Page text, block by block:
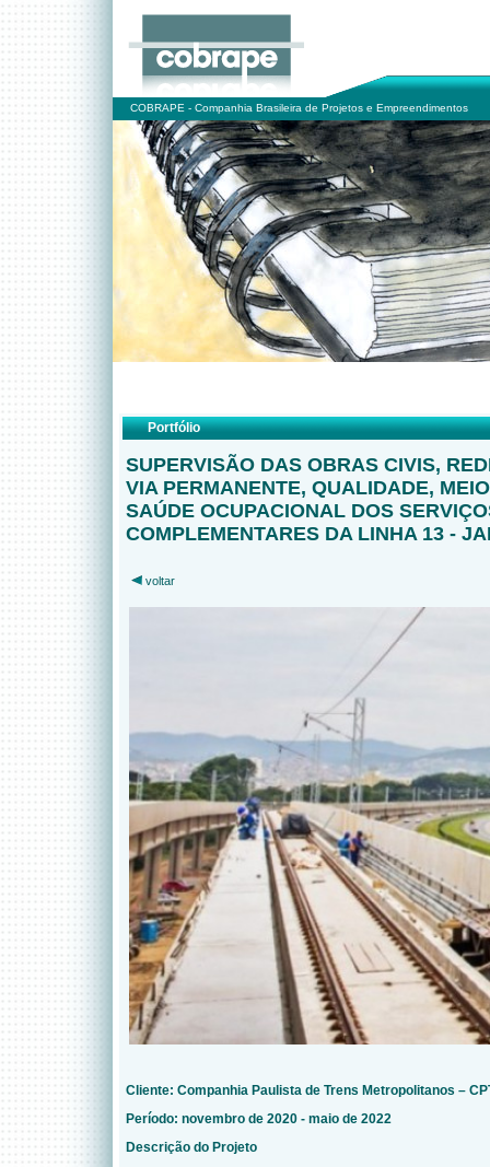
COBRAPE - Companhia Brasileira de Projetos e Empreendimentos
Portfólio
SUPERVISÃO DAS OBRAS CIVIS,
VIA PERMANENTE, QUALIDADE,
SAÚDE OCUPACIONAL DOS
COMPLEMENTARES DA LINHA 13 -
voltar
Cliente: Companhia Paulista de Trens Metropolitanos –
Período: novembro de 2020 - maio de 2022
Descrição do Projeto